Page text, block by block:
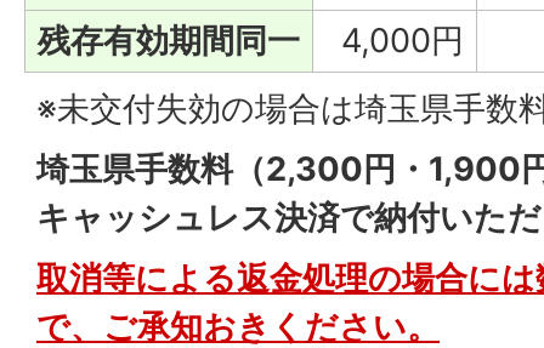
残存有効期間同一
4,000円
※未交付失効の場合は埼玉県手数
埼玉県手数料（2,300円・1,900
キャッシュレス決済で納付いた
取消等による返金処理の場合に
で、ご承知おきください。